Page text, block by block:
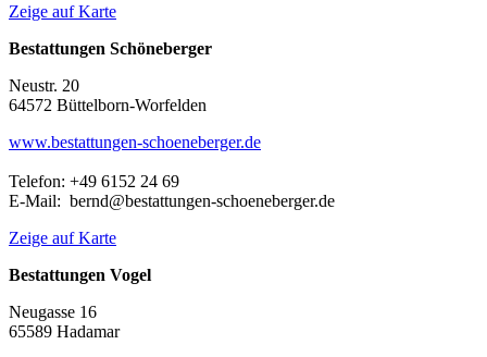
Zeige auf Karte
Bestattungen Schöneberger
Neustr. 20
64572 Büttelborn-Worfelden
www.bestattungen-schoeneberger.de
Telefon: +49 6152 24 69
E-Mail: bernd@bestattungen-schoeneberger.de
Zeige auf Karte
Bestattungen Vogel
Neugasse 16
65589 Hadamar